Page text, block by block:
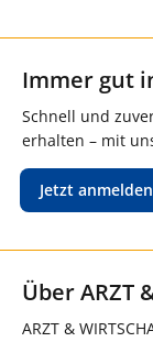
Immer gut
Schnell und
erhalten – mit
Jetzt anmelden
Über ARZT
ARZT &